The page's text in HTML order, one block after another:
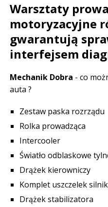
Warsztaty
motoryzacyjne
gwarantują
interfejsem
Mechanik Dobra - co
auta ?
Zestaw paska rozrządu
Rolka prowadząca
Intercooler
Światło odblaskowe
Drążek kierowniczy
Komplet uszczelek
Drążek stabilizatora